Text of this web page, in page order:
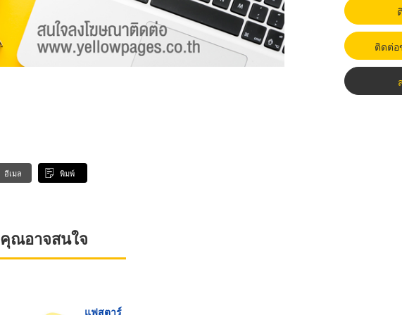
อีเมล พิมพ์
ณอาจสนใจ
แฟสตาร์
ติดต่อ